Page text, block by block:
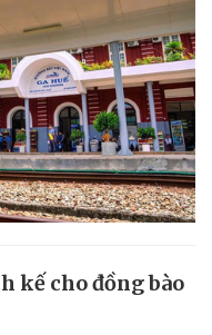
kế cho đồng bào